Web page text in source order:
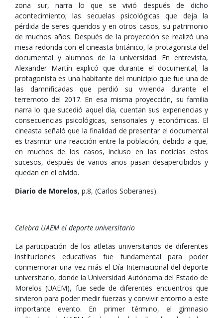
zona sur, narra lo que se vivió después de dicho
acontecimiento; las secuelas psicológicas que deja la
pérdida de seres queridos y en otros casos, su patrimonio
de muchos años. Después de la proyección se realizó una
mesa redonda con el cineasta británico, la protagonista del
documental y alumnos de la universidad. En entrevista,
Alexander Martín explicó que durante el documental, la
protagonista es una habitante del municipio que fue una de
las damnificadas que perdió su vivienda durante el
terremoto del 2017. En esa misma proyección, su familia
narra lo que sucedió aquel día, cuentan sus experiencias y
consecuencias psicológicas, sensoriales y económicas. El
cineasta señaló que la finalidad de presentar el documental
es trasmitir una reacción entre la población, debido a que,
en muchos de los casos, incluso en las noticias estos
sucesos, después de varios años pasan desapercibidos y
quedan en el olvido.
Diario de Morelos, p.8, (Carlos Soberanes).
Celebra UAEM el deporte universitario
La participación de los atletas universitarios de diferentes
instituciones educativas fue fundamental para poder
conmemorar una vez más el Día Internacional del deporte
universitario, donde la Universidad Autónoma del Estado de
Morelos (UAEM), fue sede de diferentes encuentros que
sirvieron para poder medir fuerzas y convivir entorno a este
importante evento. En primer término, el gimnasio